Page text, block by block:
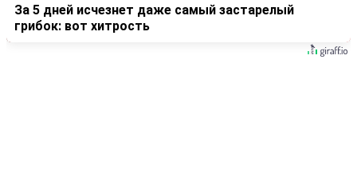
За 5 дней исчезнет даже самый застарелый
грибок: вот хитрость